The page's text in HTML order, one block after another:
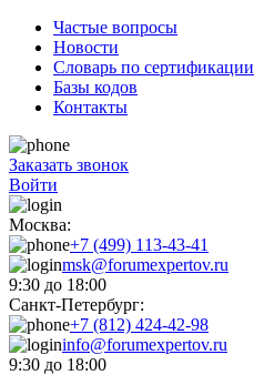
Частые вопросы
Новости
Словарь по сертификации
Базы кодов
Контакты
Заказать звонок
Войти
Москва:
+7 (499) 113-43-41
msk@forumexpertov.ru
9:30 до 18:00
Санкт-Петербург:
+7 (812) 424-42-98
info@forumexpertov.ru
9:30 до 18:00